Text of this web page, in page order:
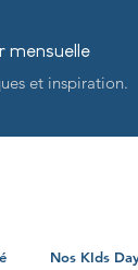
et inspiration.
Nos KIds